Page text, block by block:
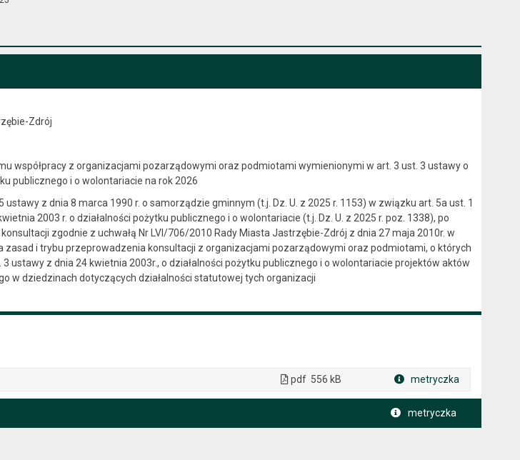
Zdrój
współpracy z organizacjami pozarządowymi oraz podmiotami wymienionymi w art. 3 ust. 3 ustawy o
publicznego i o wolontariacie na rok 2026
ustawy z dnia 8 marca 1990 r. o samorządzie gminnym (t.j. Dz. U. z 2025 r. 1153) w związku art. 5a ust. 1
2003 r. o działalności pożytku publicznego i o wolontariacie (t.j. Dz. U. z 2025 r. poz. 1338), po
zgodnie z uchwałą Nr LVI/706/2010 Rady Miasta Jastrzębie-Zdrój z dnia 27 maja 2010r. w
zasad i trybu przeprowadzenia konsultacji z organizacjami pozarządowymi oraz podmiotami, o których
ustawy z dnia 24 kwietnia 2003r., o działalności pożytku publicznego i o wolontariacie projektów aktów
w dziedzinach dotyczących działalności statutowej tych organizacji
pdf 556 kB metryczka
metryczka